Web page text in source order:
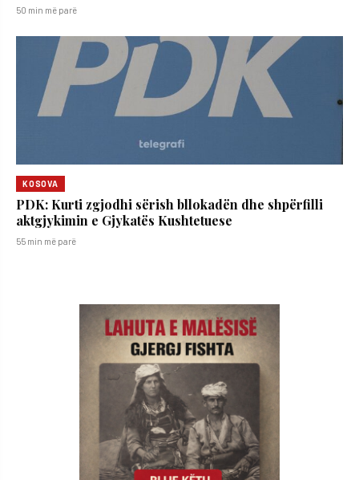
50 min më parë
KOSOVA
PDK: Kurti zgjodhi sërish bllokadën dhe shpërfilli
aktgjykimin e Gjykatës Kushtetuese
55 min më parë